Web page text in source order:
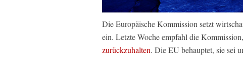
Die Europäische Kommission setzt
ein. Letzte Woche empfahl die Kommission,
zurückzuhalten. Die EU behauptet, sie sei